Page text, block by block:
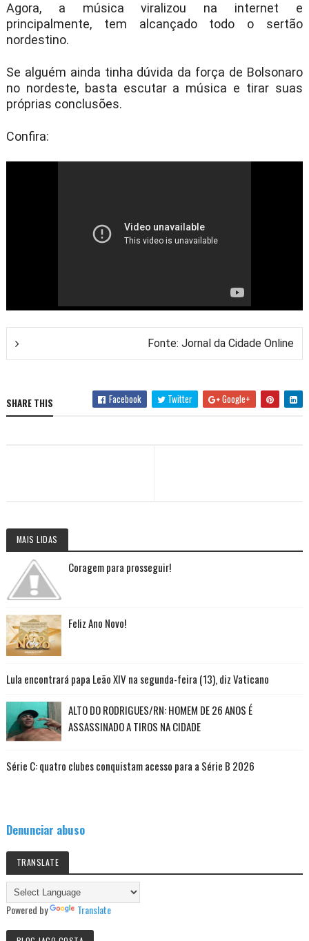
Agora, a música viralizou na internet e
principalmente, tem alcançado todo o sertão
nordestino.
Se alguém ainda tinha dúvida da força de Bolsonaro
no nordeste, basta escutar a música e tirar suas
próprias conclusões.
Confira:
Fonte: Jornal da Cidade Online
SHARE THIS Facebook Twitter Google+
MAIS LIDAS
Coragem para prosseguir!
Feliz Ano Novo!
Lula encontrará papa Leão XIV na segunda-feira (13), diz Vaticano
ALTO DO RODRIGUES/RN: HOMEM DE 26 ANOS É
ASSASSINADO A TIROS NA CIDADE
Série C: quatro clubes conquistam acesso para a Série B 2026
Denunciar abuso
TRANSLATE
Powered by Translate